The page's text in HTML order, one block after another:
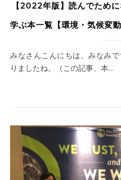
【2022年版】読んでため
学ぶ本一覧【環境・気候変
みなさんこんにちは、みなみです。 ２０２２年ももう終わ
りましたね。（この記事、本…